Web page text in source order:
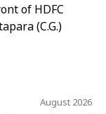
of HDFC
(C.G.)
August 2026